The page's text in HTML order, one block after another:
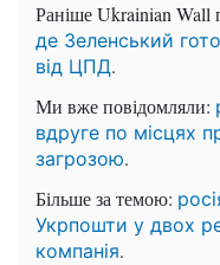
Раніше Ukrainian Wall
де Зеленський
від ЦПД.
Ми вже повідомляли:
вдруге по місцях
загрозою.
Більше за темою:
Укрпошти у двох
компанія.